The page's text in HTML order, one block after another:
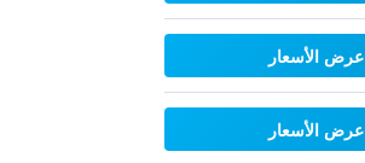
عرض الأسعار
عرض الأسعار